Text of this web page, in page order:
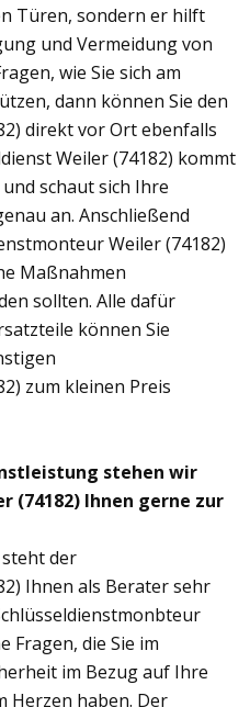
Türen, sondern er hilft
und Vermeidung von
wie Sie sich am
dann können Sie den
direkt vor Ort ebenfalls
Weiler (74182) kommt
schaut sich Ihre
an. Anschließend
Weiler (74182)
Maßnahmen
sollten. Alle dafür
können Sie
zum kleinen Preis
stehen wir
(74182) Ihnen gerne zur
der
Ihnen als Berater sehr
Fragen, die Sie im
im Bezug auf Ihre
Herzen haben. Der